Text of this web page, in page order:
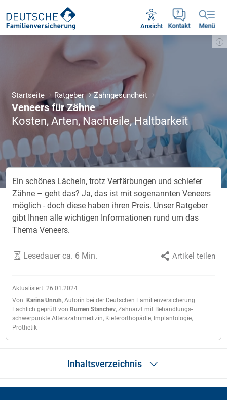
Kontakt
Ansicht Menü
Mo - Fr 09:00 - 18:30 Uhr
Startseite Ratgeber Zahngesundheit
Veneers für Zähne
Kosten, Arten, Nach­tei­le, Halt­bar­keit
Ein schönes Lächeln, trotz Verfärbungen und schiefer
Zähne – geht das? Ja, das ist mit sogenannten Veneers
möglich - doch diese haben ihren Preis. Unser Ratgeber
gibt Ihnen alle wichtigen Informationen rund um das
Thema Veneers.
Aktualisiert: 26.01.2024
Von
Karina Unruh, Autorin bei der Deutschen Familienversicherung
Fachlich geprüft von Rumen Stanchev, Zahnarzt mit Behandlungs­
schwerpunkte Alters­zahnmedizin, Kiefer­orthopädie, Implantologie,
Prothetik
Lesedauer ca. 6 Min. Artikel teilen
Inhaltsverzeichnis